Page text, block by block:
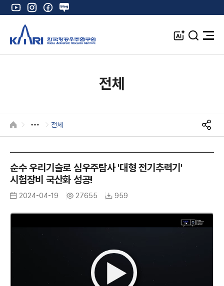
유
튜
인
스
타
그
램
페
이
북
네
이
블
로
K
A
A
검
전
전체
HOME 전체
S
N
순수 우리기술로 심우주탐사 '대형 전기추력기'
시험장비 국산화 성공!
2024-04-19 27655 959